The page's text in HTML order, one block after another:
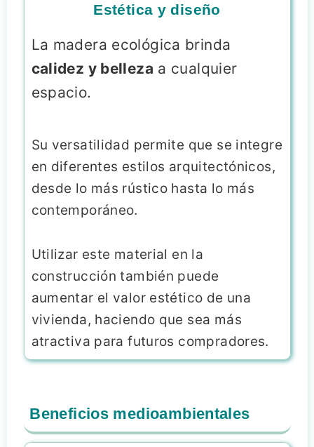
Estética y diseño
La madera ecológica brinda
calidez y belleza a cualquier
espacio.
Su versatilidad permite que se integre
en diferentes estilos arquitectónicos,
desde lo más rústico hasta lo más
contemporáneo.
Utilizar este material en la
construcción también puede
aumentar el valor estético de una
vivienda, haciendo que sea más
atractiva para futuros compradores.
Beneficios medioambientales